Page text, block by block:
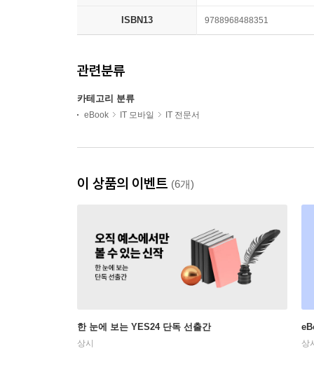
ISBN13 9788968488351
관련분류
카테고리 분류
eBook IT 모바일 IT 전문서
이 상품의 이벤트 (6개)
한 눈에 보는 YES24 단독 선출간
상시 상